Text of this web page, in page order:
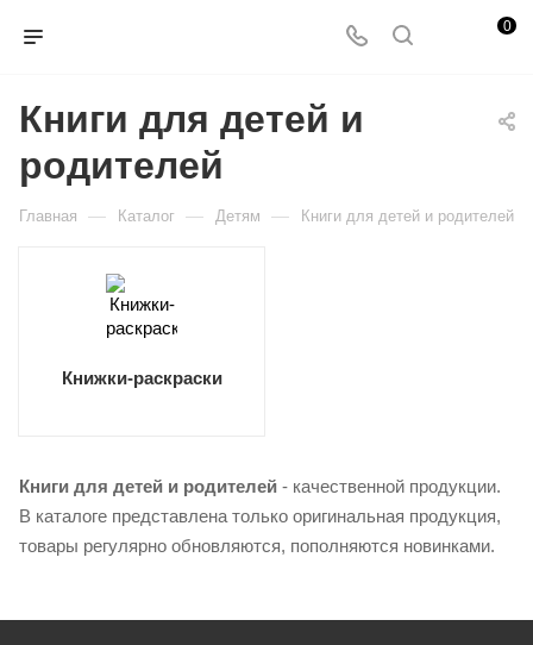
0
Книги для детей и
родителей
Главная — Каталог — Детям — Книги для детей и родителей
Книжки-раскраски
Книги для детей и родителей - качественной продукции.
В каталоге представлена только оригинальная продукция,
товары регулярно обновляются, пополняются новинками.